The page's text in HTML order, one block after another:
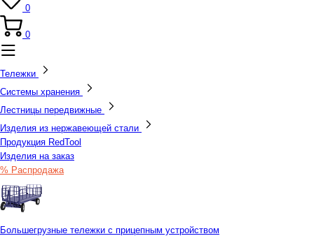
0
0
Тележки
Системы хранения
Лестницы передвижные
Изделия из нержавеющей стали
Продукция RedTool
Изделия на заказ
% Распродажа
Большегрузные тележки с прицепным устройством